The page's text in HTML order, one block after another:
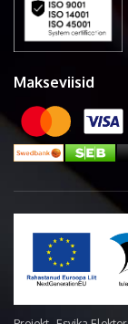
Makseviisid